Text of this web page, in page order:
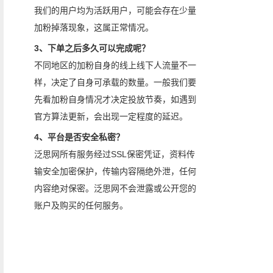
我们的用户均为活跃用户，可能会存在少量
加粉掉落现象，这属正常情况。
3、下单之后多久可以完成呢？
不同地区的加粉自身的线上线下人流量不一
样，决定了自身可承载的数量。一般我们要
先看加粉自身情况才决定投放节奏，如遇到
官方算法更新，会出现一定程度的延迟。
4、平台是否安全私密？
泛思网所有服务经过SSL保密凭证，资料传
输安全加密保护，传输内容隔绝外泄，任何
内容绝对保密。泛思网不会泄露或公开您的
账户及购买的任何服务。